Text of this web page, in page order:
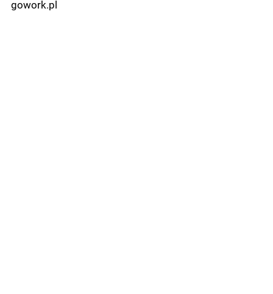
gowork.pl